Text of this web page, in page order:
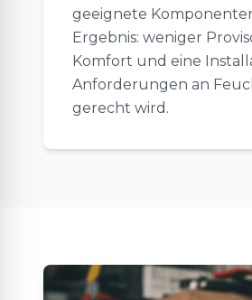
geeignete
Ergebnis: weniger
Komfort und eine
Anforderungen an
gerecht wird.